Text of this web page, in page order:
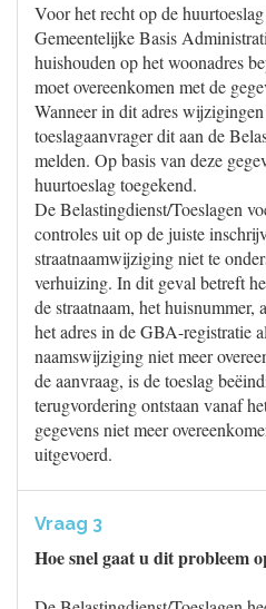
Voor het recht op de
Gemeentelijke Basis
huishouden op het woonadres
moet overeenkomen met de
Wanneer in dit adres
toeslagaanvrager dit aan de
melden. Op basis van deze
huurtoeslag toegekend.
De Belastingdienst/Toeslagen
controles uit op de juiste
straatnaamwijziging niet te
verhuizing. In dit geval betreft
de straatnaam, het huisnummer,
het adres in de GBA-registratie
naamswijziging niet meer
de aanvraag, is de toeslag
terugvordering ontstaan vanaf
gegevens niet meer
uitgevoerd.
Vraag 3
Hoe snel gaat u dit probleem